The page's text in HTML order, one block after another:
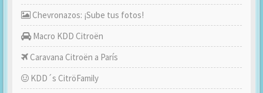
Chevronazos: ¡Sube tus fotos!
Macro KDD Citroën
Caravana Citroën a París
KDD´s CitröFamily